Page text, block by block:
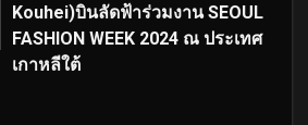
Kouhei)บินลัดฟ้าร่วมงาน SEOUL
FASHION WEEK 2024 ณ ประเทศ
เกาหลีใต้